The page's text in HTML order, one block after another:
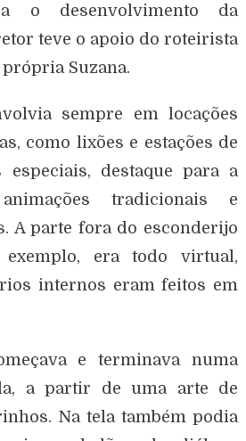
o desenvolvimento da
teve o apoio do roteirista
Suzana.
sempre em locações
como lixões e estações de
destaque para a
tradicionais e
A parte fora do esconderijo
era todo virtual,
internos eram feitos em
e terminava numa
a partir de uma arte de
Na tela também podia